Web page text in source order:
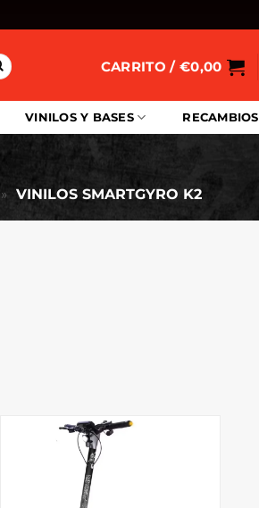
CARRITO / €0,00
VINILOS Y BASES RECAMBIOS
» VINILOS SMARTGYRO K2